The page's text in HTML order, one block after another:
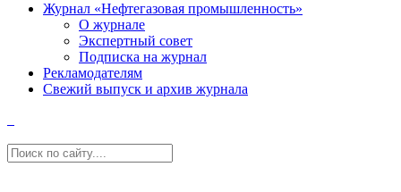
Журнал «Нефтегазовая промышленность»
О журнале
Экспертный совет
Подписка на журнал
Рекламодателям
Свежий выпуск и архив журнала